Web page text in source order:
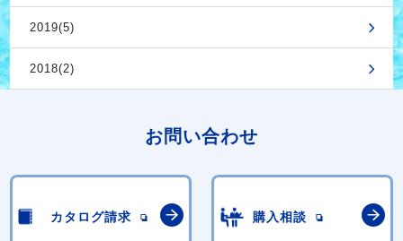
2019(5)
2018(2)
お問い合わせ
カタログ請求 購入相談